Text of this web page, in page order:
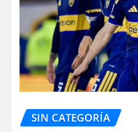
SIN CATEGORÍA